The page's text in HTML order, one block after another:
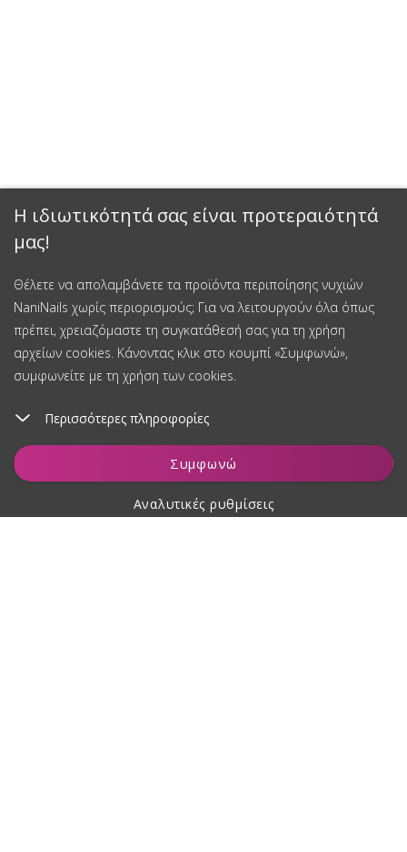
Η ιδιωτικότητά σας είναι προτεραιότητά
μας!
Θέλετε να απολαμβάνετε τα προϊόντα περιποίησης νυχιών
NaniNails χωρίς περιορισμούς; Για να λειτουργούν όλα όπως
πρέπει, χρειαζόμαστε τη συγκατάθεσή σας για τη χρήση
αρχείων cookies. Κάνοντας κλικ στο κουμπί «Συμφωνώ»,
συμφωνείτε με τη χρήση των cookies.
Περισσότερες πληροφορίες
Συμφωνώ
Αναλυτικές ρυθμίσεις
Προσθήκη στο καλάθι